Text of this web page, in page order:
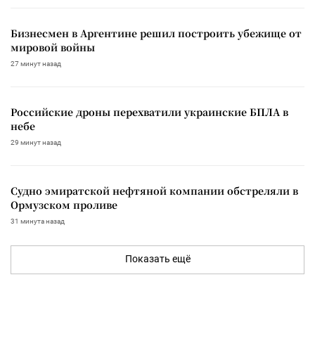
Бизнесмен в Аргентине решил построить убежище от
мировой войны
27 минут назад
Российские дроны перехватили украинские БПЛА в
небе
29 минут назад
Судно эмиратской нефтяной компании обстреляли в
Ормузском проливе
31 минута назад
Показать ещё